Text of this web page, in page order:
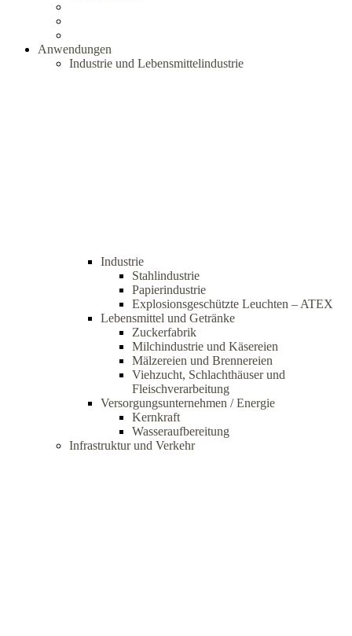
Anwendungen
Industrie und Lebensmittelindustrie
Industrie
Stahlindustrie
Papierindustrie
Explosionsgeschützte Leuchten – ATEX
Lebensmittel und Getränke
Zuckerfabrik
Milchindustrie und Käsereien
Mälzereien und Brennereien
Viehzucht, Schlachthäuser und
Fleischverarbeitung
Versorgungsunternehmen / Energie
Kernkraft
Wasseraufbereitung
Infrastruktur und Verkehr